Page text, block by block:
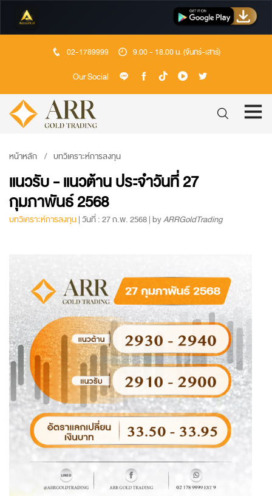
02-1789999 9.00 - 18.00 น. (จันทร์-เสาร์)
Our Social
หน้าหลัก บทวิเคราะห์การลงทุน
แนวรับ - แนวต้าน ประจำวันที่ 27
กุมภาพันธ์ 2568
บทวิเคราะห์การลงทุน| วันที่ : 27 ก.พ. 2568 | byARRGoldTrading